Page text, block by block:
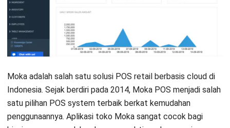
Moka adalah salah satu solusi POS retail berbasis cloud di
Indonesia. Sejak berdiri pada 2014, Moka POS menjadi salah
satu pilihan POS system terbaik berkat kemudahan
penggunaannya. Aplikasi toko Moka sangat cocok bagi